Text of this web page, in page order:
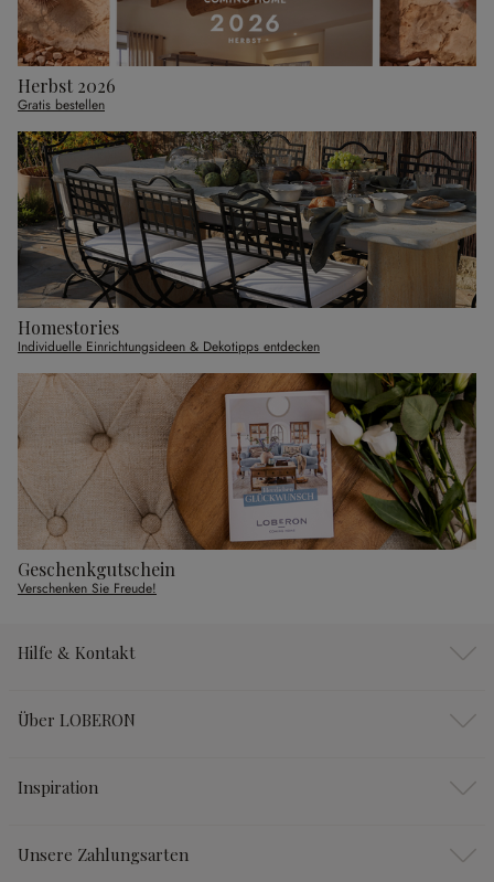
Herbst 2026
Gratis bestellen
Homestories
Individuelle Einrichtungsideen & Dekotipps entdecken
Geschenkgutschein
Verschenken Sie Freude!
Hilfe & Kontakt
Über LOBERON
Inspiration
Unsere Zahlungsarten